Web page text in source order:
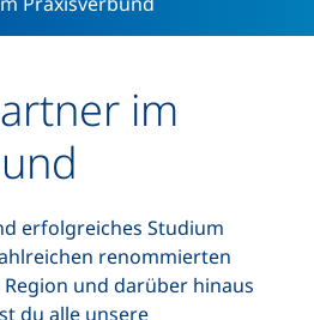
im
erfolgreiches Studium
renommierten
und darüber hinaus
du alle unsere